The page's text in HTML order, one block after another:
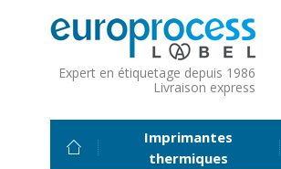
Expert en étiquetage depuis 1986
Livraison express
Imprimantes
thermiques